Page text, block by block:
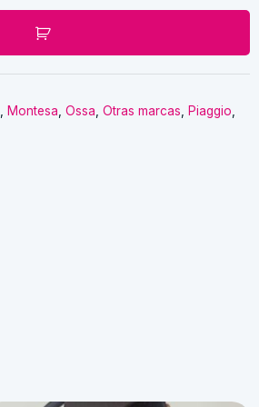
Montesa Ossa Otras marcas Piaggio